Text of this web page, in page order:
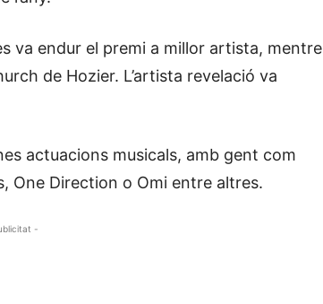
va endur el premi a millor artista, mentre
de Hozier. L’artista revelació va
actuacions musicals, amb gent com
One Direction o Omi entre altres.
-